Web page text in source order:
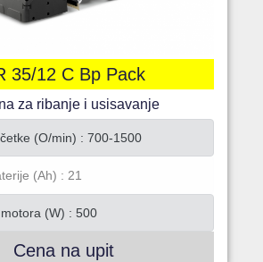
35/12 C Bp Pack
za ribanje i usisavanje
(O/min) : 700-1500
(Ah) : 21
(W) : 500
Cena na upit